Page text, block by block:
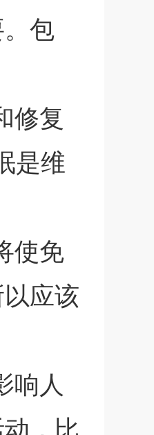
包
修复
是维
使免
应该
响人
，比